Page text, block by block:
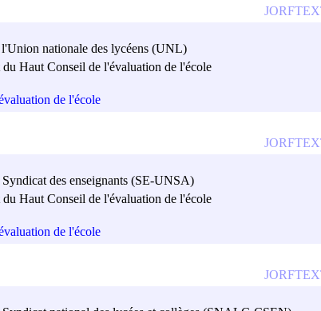
nationale des lycéens (UNL)
du Haut Conseil de l'évaluation de l'école
de l'école
des enseignants (SE-UNSA)
du Haut Conseil de l'évaluation de l'école
de l'école